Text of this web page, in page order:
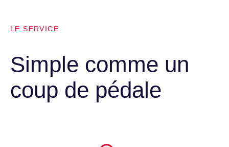
LE SERVICE
Simple comme un
coup de pédale